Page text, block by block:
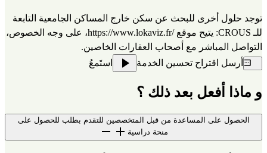
للـ CROUS: يتيح موقع
https://www.lokaviz.fr/
التواصل المباشر مع أصحاب العقارات الخاصين.
أرسل اقتراح تحسين الخدمة
استَمعُ
و ماذا أفعل بعد ذلك ؟
الحصول على المساعدة من قبل المتخصصين للتقدم بطلب للحصول على
منحة دراسية